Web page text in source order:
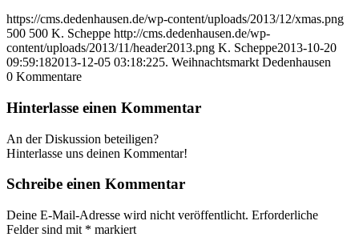
https://cms.dedenhausen.de/wp-content/uploads/2013/12/xmas.png
500 500 K. Scheppe http://cms.dedenhausen.de/wp-
content/uploads/2013/11/header2013.png K. Scheppe2013-10-20
09:59:182013-12-05 03:18:225. Weihnachtsmarkt Dedenhausen
0 Kommentare
Hinterlasse einen Kommentar
An der Diskussion beteiligen?
Hinterlasse uns deinen Kommentar!
Schreibe einen Kommentar
Deine E-Mail-Adresse wird nicht veröffentlicht. Erforderliche
Felder sind mit * markiert